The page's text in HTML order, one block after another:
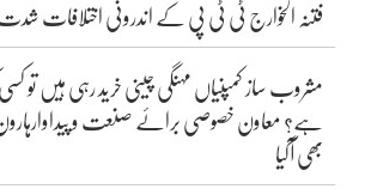
فتنہ الخوارج ٹی ٹی پی کے اندرونی اختلافات شدت
مشروب ساز کمپنیاں مہنگی چینی خرید رہی ہیں تو کسی
ہے؟ معاون خصوصی برائے صنعت و پیداوارہارون
بھی آگیا